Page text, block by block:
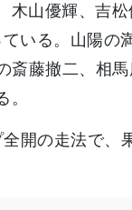
木山優輝、吉
いる。山陽の
斎藤撤二、相
開の走法で、